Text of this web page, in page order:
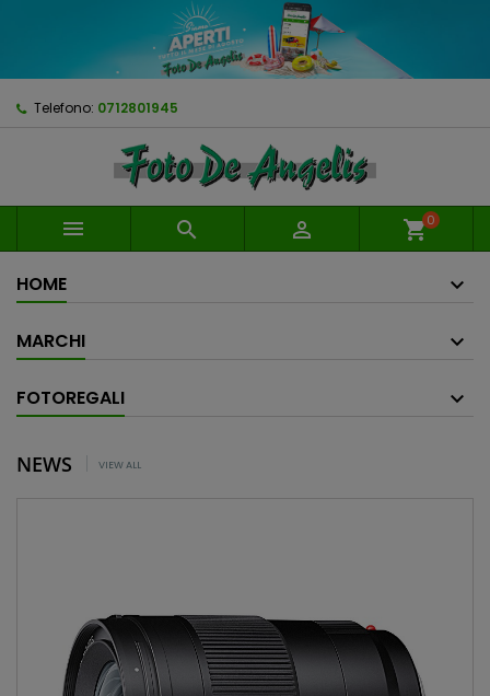
Telefono: 0712801945
   shopping_cart0
HOME
MARCHI
FOTOREGALI
NEWS VIEW ALL